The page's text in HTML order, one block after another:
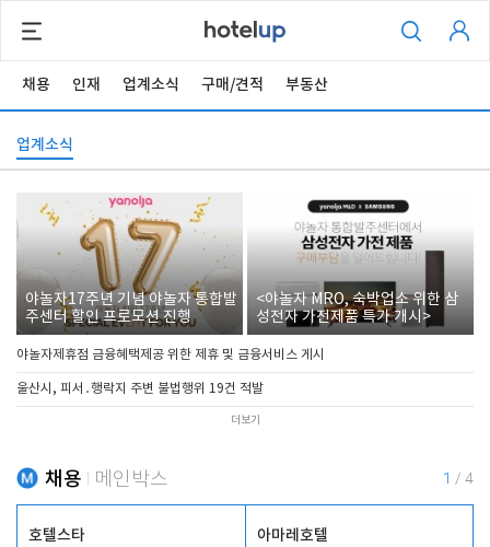
채용 인재 업계소식 구매/견적 부동산
업계소식
야놀자17주년 기념 야놀자 통합발
주센터 할인 프로모션 진행
<야놀자 MRO, 숙박업소 위한 삼
성전자 가전제품 특가 개시>
야놀자제휴점 금융혜택제공 위한 제휴 및 금융서비스 게시
울산시, 피서․행락지 주변 불법행위 19건 적발
더보기
채용 메인박스 1 / 4
호텔스타 아마레호텔